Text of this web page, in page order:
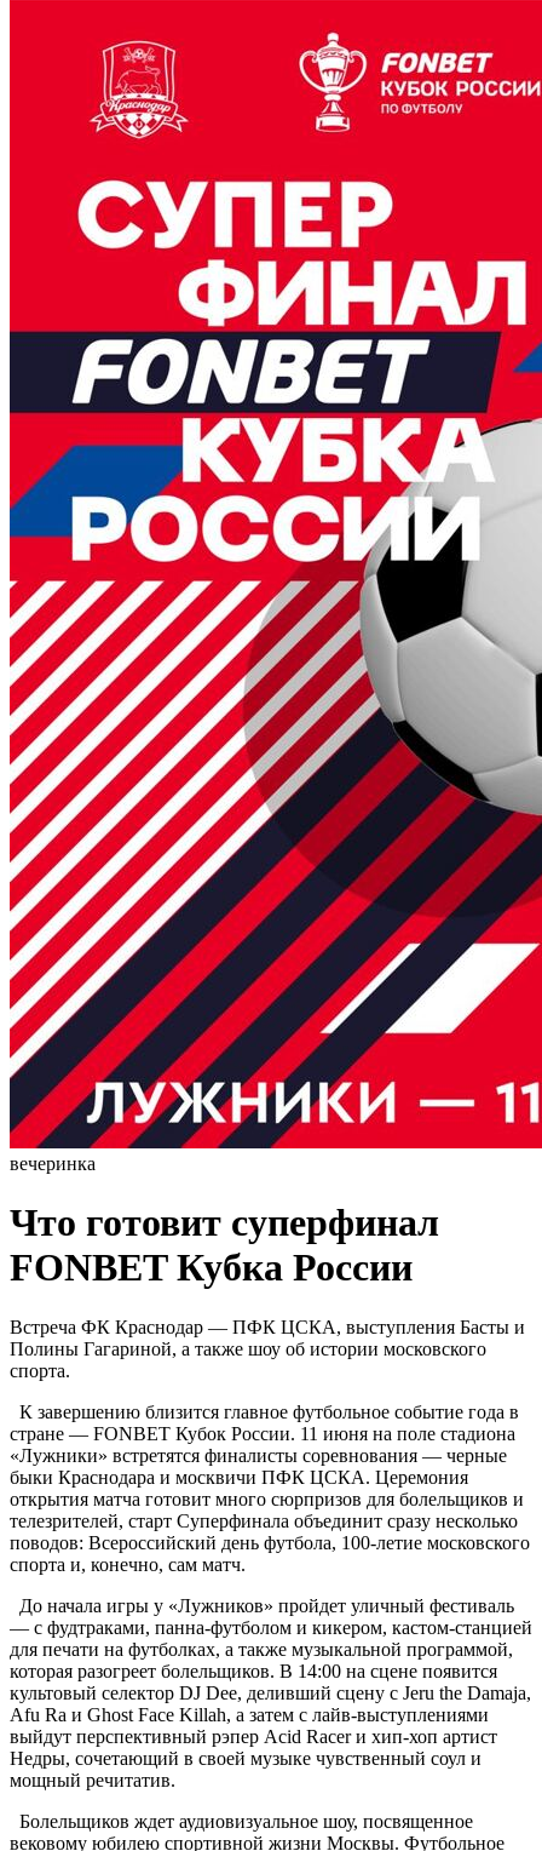
вечеринка
Что готовит суперфинал
FONBET Кубка России
Встреча ФК Краснодар — ПФК ЦСКА, выступления Басты и
Полины Гагариной, а также шоу об истории московского
спорта.
К завершению близится главное футбольное событие года в
стране — FONBET Кубок России. 11 июня на поле стадиона
«Лужники» встретятся финалисты соревнования — черные
быки Краснодара и москвичи ПФК ЦСКА. Церемония
открытия матча готовит много сюрпризов для болельщиков и
телезрителей, старт Суперфинала объединит сразу несколько
поводов: Всероссийский день футбола, 100-летие московского
спорта и, конечно, сам матч.
До начала игры у «Лужников» пройдет уличный фестиваль
— с фудтраками, панна-футболом и кикером, кастом-станцией
для печати на футболках, а также музыкальной программой,
которая разогреет болельщиков. В 14:00 на сцене появится
культовый селектор DJ Dee, деливший сцену c Jeru the Damaja,
Afu Ra и Ghost Face Killah, а затем с лайв-выступлениями
выйдут перспективный рэпер Acid Racer и хип-хоп артист
Недры, сочетающий в своей музыке чувственный соул и
мощный речитатив.
Болельщиков ждет аудиовизуальное шоу, посвященное
вековому юбилею спортивной жизни Москвы. Футбольное